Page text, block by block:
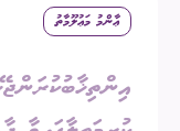
ޢާންމު މަޢުލޫމާތު